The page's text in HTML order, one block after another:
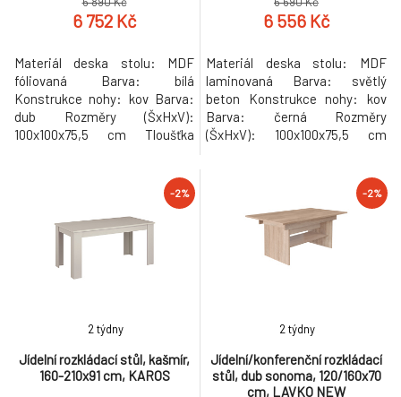
6 752 Kč
Materiál deska stolu: MDF
fóliovaná Barva: bílá
Konstrukce nohy: kov Barva:
dub Rozměry (ŠxHxV):
100x100x75,5 cm Tloušťka
rozkladu 1,8 cm Kulatý
Praktický Rozkládací Dodáván
s 3× středovými deskami
Rozklad s jednou deskou: 150
cm Rozklad se dvěma
deskami: 200 cm Rozklad se
6 556 Kč
Materiál deska stolu: MDF
laminovaná Barva: světlý
beton Konstrukce nohy: kov
Barva: černá Rozměry
(ŠxHxV): 100x100x75,5 cm
materiálu desek při rozkladu 1,8
cm Kulatý Praktický Rozkládací
Dodáván s 3× středovými
deskami Rozklad s jednou
deskou: 150 cm Rozklad se
-2%
Jídelní rozkládací stůl, kašmír,
160-210x91 cm, KAROS
2 týdny
-2%
Jídelní/konferenční rozkládací
stůl, dub sonoma, 120/160x70
cm, LAVKO NEW
2 týdny